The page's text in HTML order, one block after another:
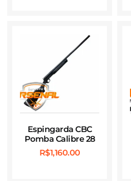
Espingarda CBC
Pomba Calibre 28
R$1,160.00